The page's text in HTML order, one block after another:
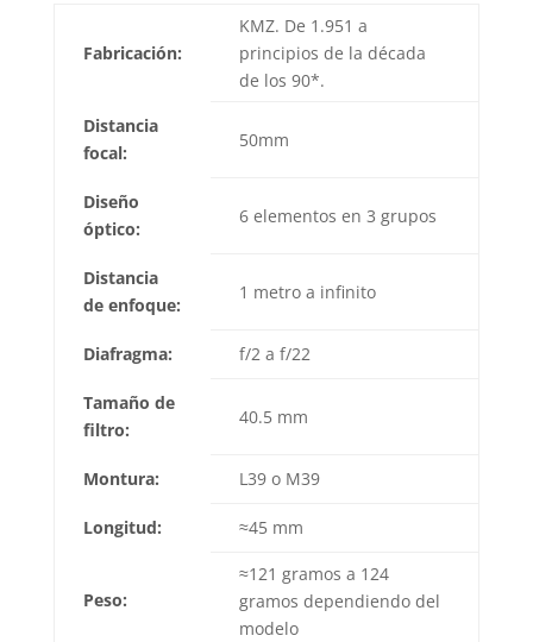
Fabricación:
KMZ. De 1.951 a
principios de la década
de los 90*.
Distancia
focal:
50mm
Diseño
óptico:
6 elementos en 3 grupos
Distancia
de enfoque:
1 metro a infinito
Diafragma: f/2 a f/22
Tamaño de
filtro:
40.5 mm
Montura: L39 o M39
Longitud: ≈45 mm
Peso:
≈121 gramos a 124
gramos dependiendo del
modelo